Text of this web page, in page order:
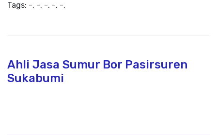
Tags: -, -, -, -, -,
Ahli Jasa Sumur Bor Pasirsuren
Sukabumi